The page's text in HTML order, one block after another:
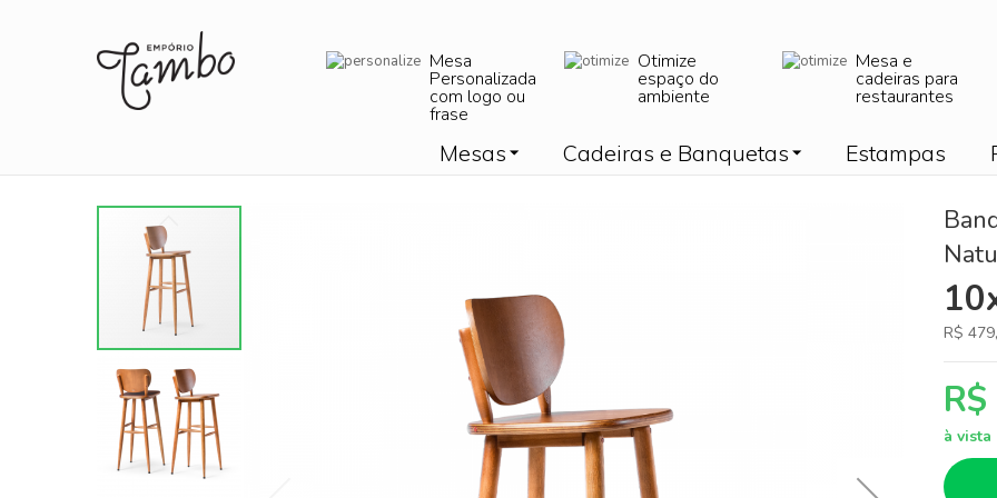
Mesa
Personalizada
com logo ou
frase
Otimize
espaço do
ambiente
Mesa e
cadeiras para
restaurantes
Mesas Cadeiras e Banquetas Estampas
R$
à
Skip
images
gallery